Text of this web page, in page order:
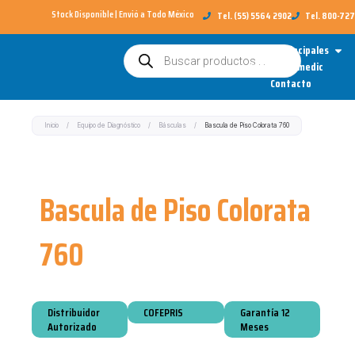
al
Stock Disponible | Envió a Todo México​ Tel. (55) 5564 2902 Tel. 800-
Búsqueda
de
productos
Categorías Principales
Sobre Redimedic
Contacto
Inicio / Equipo de Diagnóstico / Básculas / Bascula de Piso Colorata 760
Bascula de Piso Colorata
760
Distribuidor
Autorizado
COFEPRIS
Garantía 12
Meses